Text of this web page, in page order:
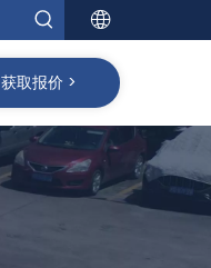
获取报价 >